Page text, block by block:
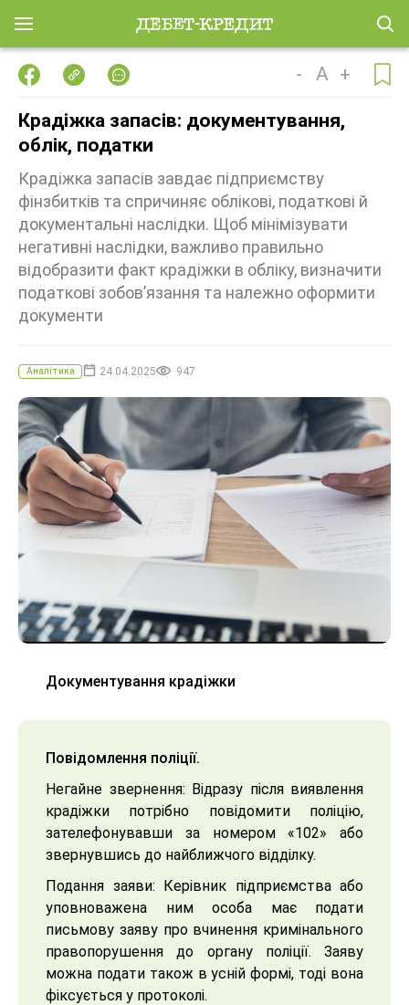
- A +
Крадіжка запасів: документування,
облік, податки
Крадіжка запасів завдає підприємству
фінзбитків та спричиняє облікові, податкові й
документальні наслідки. Щоб мінімізувати
негативні наслідки, важливо правильно
відобразити факт крадіжки в обліку, визначити
податкові зобовʼязання та належно оформити
документи
Аналітика 24.04.2025 947
Документування крадіжки
Повідомлення поліції.
Негайне звернення: Відразу після виявлення
крадіжки потрібно повідомити поліцію,
зателефонувавши за номером «102» або
звернувшись до найближчого відділку.
Подання заяви: Керівник підприємства або
уповноважена ним особа має подати
письмову заяву про вчинення кримінального
правопорушення до органу поліції. Заяву
можна подати також в усній формі, тоді вона
фіксується у протоколі.